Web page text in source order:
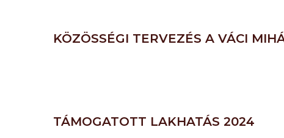
KÖZÖSSÉGI TERVEZÉS A VÁCI
TÁMOGATOTT LAKHATÁS 2024